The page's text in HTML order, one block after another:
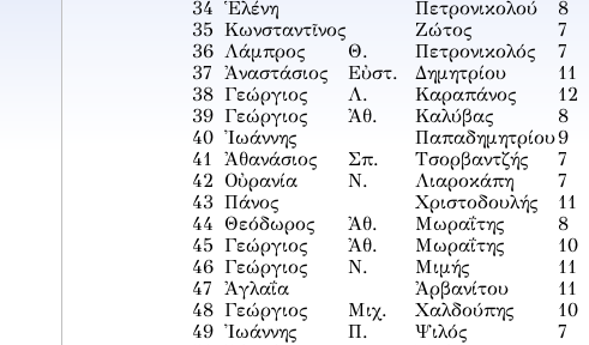
34
Ἑλένη Πετρονικολού 8
35
Κωνσταντῖνος Ζώτος 7
36 Λάμπρος Θ. Πετρονικολός 7
37
Ἀναστάσιος Εὐστ. Δημητρίου 11
38
Γεώργιος Λ. Καραπάνος 12
39
Γεώργιος Ἀθ. Καλύβας 8
40 Ἰωάννης Παπαδημητρίου9
41
Ἀθανάσιος Σπ. Τσορβαντζής 7
42
Οὐρανία Ν. Λιαροκάπη 7
43 Πάνος Χριστοδουλής 11
44
Θεόδωρος Ἀθ. Μωραΐτης 8
45
Γεώργιος Ἀθ. Μωραΐτης 10
46
Γεώργιος Ν. Μιμής 11
47
Ἀγλαΐα Ἀρβανίτου 11
48
Γεώργιος Μιχ. Χαλδούπης 10
49 Ἰωάννης Π. Ψιλός 7